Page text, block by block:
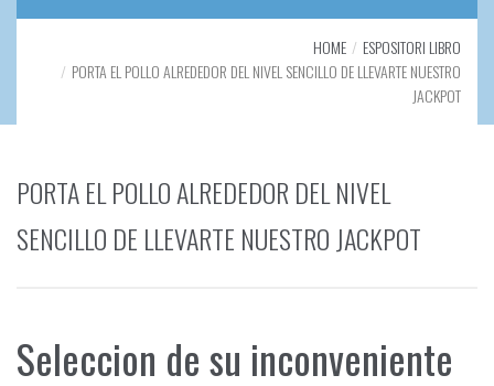
HOME
ESPOSITORI LIBRO
PORTA EL POLLO ALREDEDOR DEL NIVEL SENCILLO DE LLEVARTE NUESTRO
JACKPOT
PORTA EL POLLO ALREDEDOR DEL NIVEL
SENCILLO DE LLEVARTE NUESTRO JACKPOT
Seleccion de su inconveniente